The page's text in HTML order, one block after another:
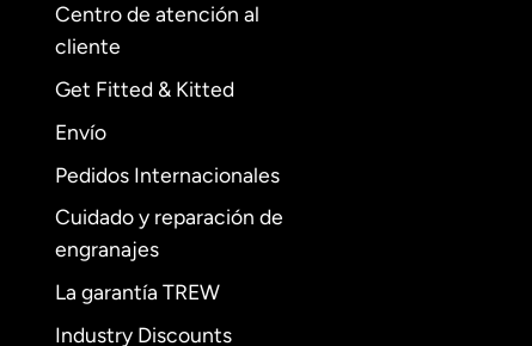
Centro de atención al
cliente
Get Fitted & Kitted
Envío
Pedidos Internacionales
Cuidado y reparación de
engranajes
La garantía TREW
Industry Discounts